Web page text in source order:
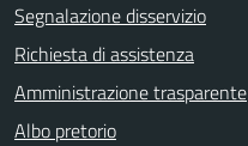
Segnalazione disservizio
Richiesta di assistenza
Amministrazione trasparente
Albo pretorio